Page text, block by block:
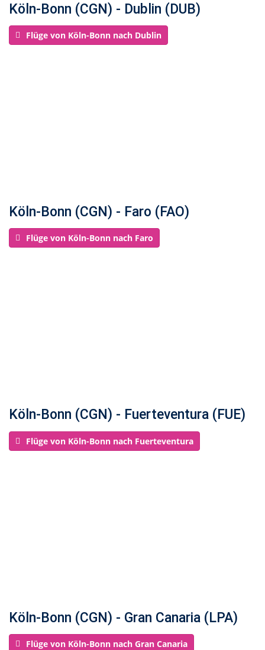
Köln-Bonn (CGN) - Dublin (DUB)
Flüge von Köln-Bonn nach Dublin
Köln-Bonn (CGN) - Faro (FAO)
Flüge von Köln-Bonn nach Faro
Köln-Bonn (CGN) - Fuerteventura (FUE)
Flüge von Köln-Bonn nach Fuerteventura
Köln-Bonn (CGN) - Gran Canaria (LPA)
Flüge von Köln-Bonn nach Gran Canaria